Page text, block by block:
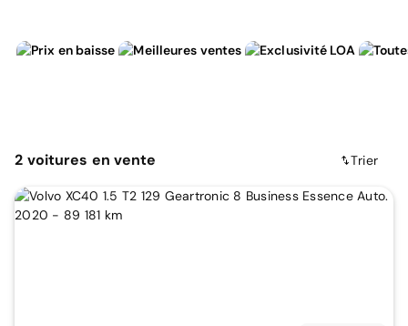
2 voitures en vente Trier